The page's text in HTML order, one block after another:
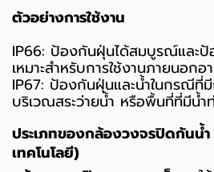
ตัวอย่างการใช้งาน
IP66: ป้องกันฝุ่นได้สมบูรณ์และ
เหมาะสำหรับการใช้งานภายนอกอ
IP67: ป้องกันฝุ่นและน้ำในกรณีที่
บริเวณสระว่ายน้ำ หรือพื้นที่ที่มีน้ำ
ประเภทของกล้องวงจรปิดกันน้
เทคโนโลยี)